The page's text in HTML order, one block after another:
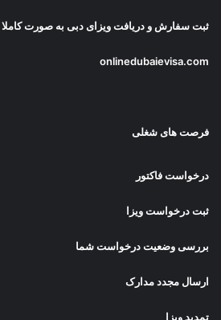
ثبت سفارش و دریافتویزای دبی به صورت کاملا
onlinedubaievisa.com
فرصت های شغلی
درخواست فاکتور
ثبت درخواست ویزا
بررسی وضعیت درخواست شما
ارسال مجدد مدارک
تمدید ویزا